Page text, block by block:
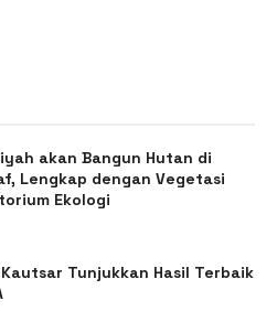
akan Bangun Hutan di
Lengkap dengan Vegetasi
Ekologi
Kautsar Tunjukkan Hasil Terbaik